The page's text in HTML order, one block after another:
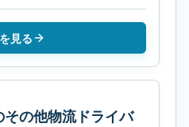
見る
の他物流ドライバ